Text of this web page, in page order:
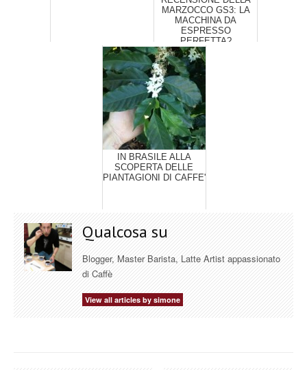
MARZOCCO GS3: LA
MACCHINA DA
ESPRESSO
PERFETTA?
IN BRASILE ALLA
SCOPERTA DELLE
PIANTAGIONI DI CAFFE'
Qualcosa su
Blogger, Master Barista, Latte Artist appassionato
di Caffè
View all articles by simone